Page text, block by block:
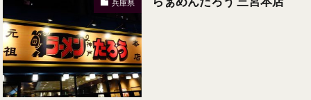
兵庫県